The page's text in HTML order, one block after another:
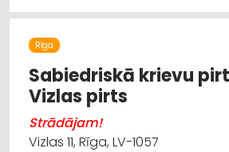
RŪPNIECISKĀS IEKĀRTAS,
MEDICĪNISKĀ PALĪDZĪBA: REHABILITĀCIJA
Rīga
Sabiedriskā krievu
Vizlas pirts
Strādājam!
Vizlas 11, Rīga, LV-1057